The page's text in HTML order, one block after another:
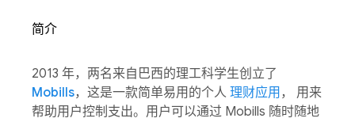
简介
2013 年，两名来自巴西的理工科学生创立了
Mobills，这是一款简单易用的个人 理财应用 ， 用来
帮助用户控制支出。用户可以通过 Mobills 随时随地